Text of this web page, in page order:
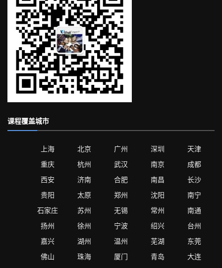
课程覆盖城市
上海 北京 广州 深圳
天津
重庆
杭州 武汉 南京
成都
西安
济南 合肥 南昌
长沙
贵阳
太原 郑州 沈阳
南宁
石家庄
苏州 无锡 常州
南通
扬州
徐州 宁波 绍兴
台州
嘉兴
湖州 温州 芜湖
东莞
佛山
珠海 厦门 青岛 大连